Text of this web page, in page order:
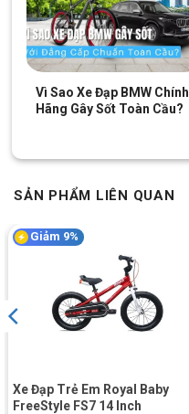
Vì Sao Xe Đạp BMW Chính
Hãng Gây Sốt Toàn Cầu?
SẢN PHẨM LIÊN QUAN
Giảm 9%
Xe Đạp Trẻ Em Royal Baby
FreeStyle FS7 14 Inch